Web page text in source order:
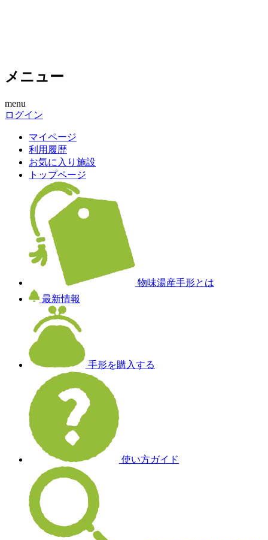
メニュー
menu
ログイン
マイページ
利用履歴
お気に入り施設
トップページ
物味湯産手形とは
最新情報
手形を購入する
使い方ガイド